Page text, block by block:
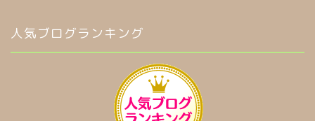
人気ブログランキング